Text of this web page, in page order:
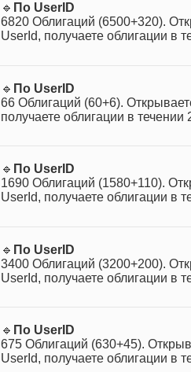
🔹󠁏󠁏 По UserID
6820 Облигаций (6500+320).
UserId, получаете облигации в
🔹󠁏󠁏 По UserID
66 Облигаций (60+6).
получаете облигации в течении
🔹󠁏󠁏 По UserID
1690 Облигаций (1580+110).
UserId, получаете облигации в
🔹󠁏󠁏 По UserID
3400 Облигаций (3200+200).
UserId, получаете облигации в
🔹󠁏󠁏 По UserID
675 Облигаций (630+45).
UserId, получаете облигации в